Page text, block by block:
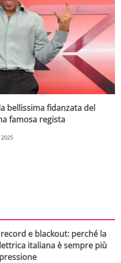
bellissima fidanzata del
famosa regista
e blackout: perché la
italiana è sempre più